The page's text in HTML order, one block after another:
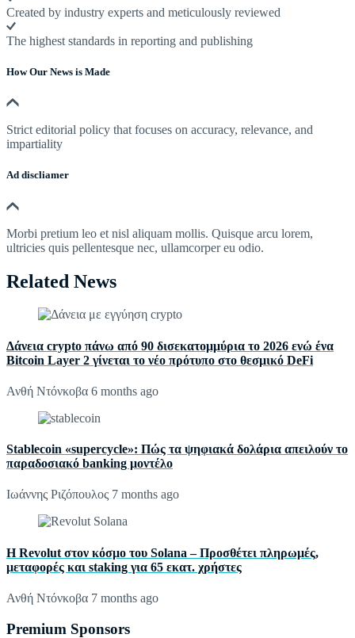
Created by industry experts and meticulously reviewed
The highest standards in reporting and publishing
How Our News is Made
Strict editorial policy that focuses on accuracy, relevance, and
impartiality
Ad discliamer
Morbi pretium leo et nisl aliquam mollis. Quisque arcu lorem,
ultricies quis pellentesque nec, ullamcorper eu odio.
Related News
Δάνεια crypto πάνω από 90 δισεκατομμύρια το 2026 ενώ ένα
Bitcoin Layer 2 γίνεται το νέο πρότυπο στο θεσμικό DeFi
Ανθή Ντόνκοβα 6 months ago
Stablecoin «supercycle»: Πώς τα ψηφιακά δολάρια απειλούν το
παραδοσιακό banking μοντέλο
Ιωάννης Ριζόπουλος 7 months ago
Η Revolut στον κόσμο του Solana – Προσθέτει πληρωμές,
μεταφορές και staking για 65 εκατ. χρήστες
Ανθή Ντόνκοβα 7 months ago
Premium Sponsors